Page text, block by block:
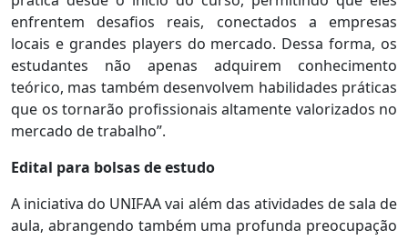
enfrentem desafios reais, conectados a empresas
locais e grandes players do mercado. Dessa forma, os
estudantes não apenas adquirem conhecimento
teórico, mas também desenvolvem habilidades práticas
que os tornarão profissionais altamente valorizados no
mercado de trabalho”.
Edital para bolsas de estudo
A iniciativa do UNIFAA vai além das atividades de sala de
aula, abrangendo também uma profunda preocupação